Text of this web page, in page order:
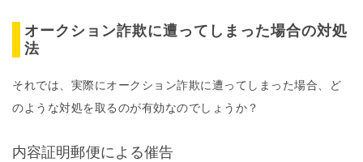
オークション詐欺に遭ってしまった場合の対処
法
それでは、実際にオークション詐欺に遭ってしまった場合、ど
のような対処を取るのが有効なのでしょうか？
内容証明郵便による催告